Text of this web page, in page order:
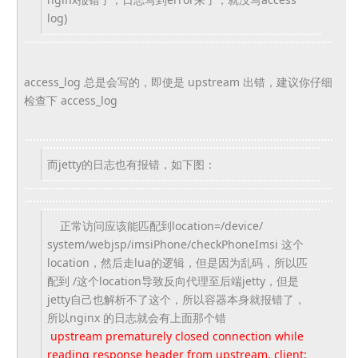
log)
access_log 总是会写的，即使是 upstream 出错，建议你仔细
检查下 access_log
而jetty的日志也有报错，如下图：
正常访问应该能匹配到location=/device/
system/webjsp/imsiPhone/checkPhoneImsi 这个
location，然后走lua的逻辑，但是因为乱码， 所以匹
配到 /这个location导致反向代理至后端jetty， 但是
jetty自己也解析不了这个，所以容器本身就报错了，
所以nginx 的日志就会有上面那个错
upstream prematurely closed connection while
reading response header from upstream, client: